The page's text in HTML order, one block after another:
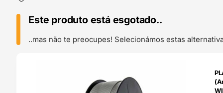
Este produto está esgotado..
..mas não te preocupes! Selecionámos estas